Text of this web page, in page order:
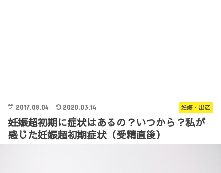
妊娠・出産
2017.08.04 2020.03.14
妊娠超初期に症状はあるの？いつから？私が
感じた妊娠超初期症状（受精直後）